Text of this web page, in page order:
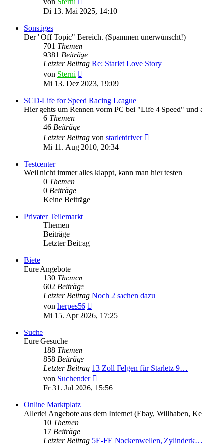
Beitrag
Di 13. Mai 2025, 14:10
Sonstiges
Der "Off Topic" Bereich. (Spammen unerwünscht!)
701 Themen
9381 Beiträge
Letzter Beitrag Re: Starlet Love Story
von Sterni
Beitrag
Mi 13. Dez 2023, 19:09
SCD-Life for Speed Racing League
Hier gehts um Rennen vorm PC bei "Life 4 Speed" und
6 Themen
46 Beiträge
Letzter Beitrag von starletdriver
Mi 11. Aug 2010, 20:34
Testcenter
Weil nicht immer alles klappt, kann man hier testen
0 Themen
0 Beiträge
Keine Beiträge
Privater Teilemarkt
Themen
Beiträge
Letzter Beitrag
Biete
Eure Angebote
130 Themen
602 Beiträge
Letzter Beitrag Noch 2 sachen dazu
von herpes56
Beitrag
Mi 15. Apr 2026, 17:25
Suche
Eure Gesuche
188 Themen
858 Beiträge
Letzter Beitrag 13 Zoll Felgen für Starletz 9…
von Suchender
Beitrag
Fr 31. Jul 2026, 15:56
Online Marktplatz
Allerlei Angebote aus dem Internet (Ebay, Willhaben,
10 Themen
17 Beiträge
Letzter Beitrag 5E-FE Nockenwellen, Zylinderk…